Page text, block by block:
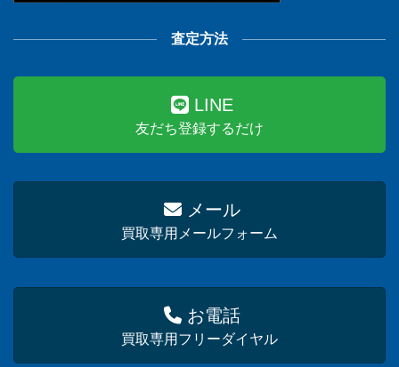
査定方法
LINE
友だち登録するだけ
メール
買取専用メールフォーム
お電話
買取専用フリーダイヤル